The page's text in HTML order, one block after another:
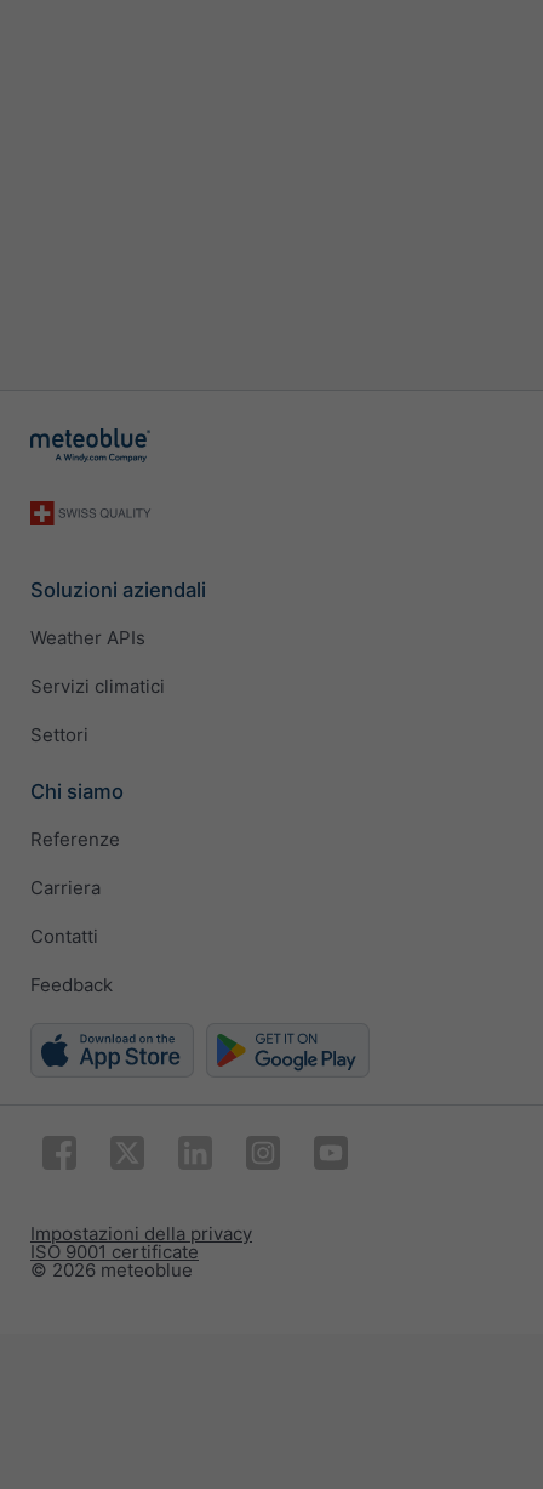
Soluzioni aziendali
Weather APIs
Servizi climatici
Settori
Chi siamo
Referenze
Carriera
Contatti
Feedback
© 2026 meteoblue
ISO 9001 certificate
Impostazioni della privacy